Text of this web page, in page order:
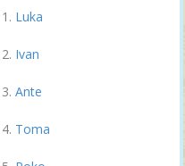
Luka
Ivan
Ante
Toma